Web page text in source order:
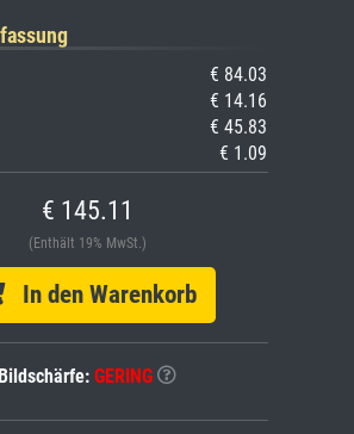
€ 84.03
€ 14.16
€ 45.83
€ 1.09
€ 145.11
(Enthält 19% MwSt.)
In den Warenkorb
Bildschärfe: GERING